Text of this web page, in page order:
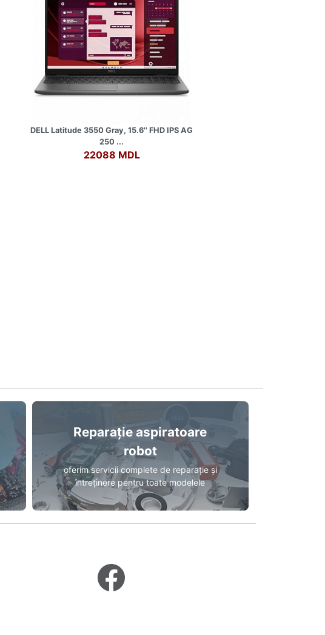
DELL Latitude 3550 Gray, 15.6'' FHD IPS AG
250 ...
22088 MDL
Reparație aspiratoare
robot
oferim servicii complete de reparație și
întreținere pentru toate modelele